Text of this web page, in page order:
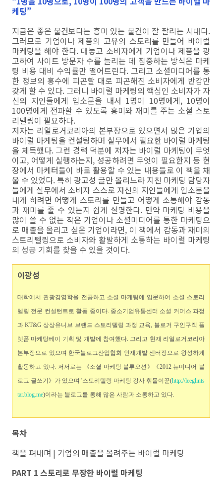
케팅”
지금은 좋은 물건보다는 흥미 있는 물건이 잘 팔리는 시대다.
그러므로 기업이나 제품의 고유의 스토리를 만들어 바이럴
마케팅을 해야 한다. 대놓고 소비자에게 기업이나 제품을 광
고하여 사이트 방문자 수를 늘리는 데 집중하는 방식은 마케
팅 비용 대비 수익률만 떨어트린다. 그리고 소셜미디어를 통
한 정보의 홍수에 피곤할 대로 피곤해진 소비자에게 반감만
갖게 할 수 있다. 그러니 바이럴 마케팅의 핵심인 소비자가 자
신의 지인들에게 입소문을 내서 1명이 10명에게, 10명이
100명에게 전파할 수 있도록 흥미와 재미를 주는 소셜 스토
리텔링이 필요하다.
저자는 리얼로거코리아의 본부장으로 있으면서 많은 기업의
바이럴 마케팅을 컨설팅하며 실무에서 필요한 바이럴 마케팅
을 체득했다. 그런 경력 덕분에 저자는 바이럴 마케팅이 무엇
이고, 어떻게 실행하는지, 성공하려면 무엇이 필요한지 등 현
장에서 마케터들이 바로 활용할 수 있는 내용들로 이 책을 채
울 수 있었다. 특히 광고성 글만 올리느라 지친 마케팅 담당자
들에게 실무에서 소비자 스스로 자신의 지인들에게 입소문을
내게 하려면 어떻게 스토리를 만들고 어떻게 소통해야 감동
과 재미를 줄 수 있는지 쉽게 설명한다. 만약 마케팅 비용을
많이 쓸 수 없는 작은 기업이나 소셜미디어를 통한 마케팅으
로 매출을 올리고 싶은 기업이라면, 이 책에서 감동과 재미의
스토리텔링으로 소비자와 활발하게 소통하는 바이럴 마케팅
의 성공 기회를 찾을 수 있을 것이다.
이광성
대학에서 관광경영학을 전공하고 소셜 마케팅에 입문하여 소셜 스토리
텔링 전문 컨설턴트로 활동 중이다. 중소기업유통센터 소셜 커머스 과정
과 KT&G 상상유니브 브랜드 스토리텔링 과정 교육, 블로거 구인구직 플
렛폼 마케팅베이 기획 및 개발에 참여했다. 그리고 현재 리얼로거코리아
본부장으로 있으며 한국블로그산업협회 인재개발 센터장으로 왕성하게
활동하고 있다. 저서로는 《소셜 마케팅 블루오션》《2012 뉴미디어 블
로그 글쓰기》가 있으며 '스토리텔링 마케팅 강사 휘몰이꾼(http://leeglints
tar.blog.me)이라는 블로그를 통해 많은 사람과 소통하고 있다
목차
책을 펴내며 | 기업의 매출을 올려주는 바이럴 마케팅
PART 1 스토리로 무장한 바이럴 마케팅